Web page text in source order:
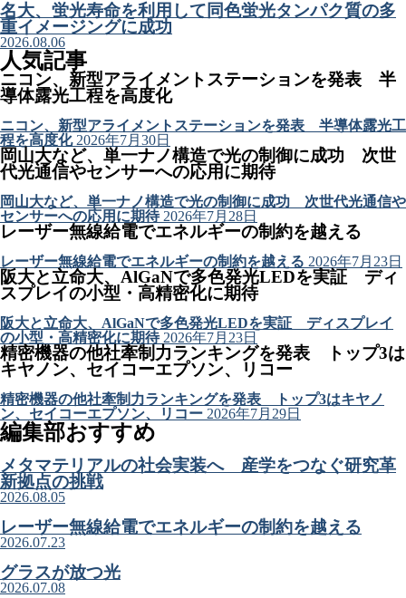
名大、蛍光寿命を利用して同色蛍光タンパク質の多
重イメージングに成功
2026.08.06
人気記事
ニコン、新型アライメントステーションを発表 半
導体露光工程を高度化
ニコン、新型アライメントステーションを発表 半導体露光工
程を高度化 2026年7月30日
岡山大など、単一ナノ構造で光の制御に成功 次世
代光通信やセンサーへの応用に期待
岡山大など、単一ナノ構造で光の制御に成功 次世代光通信や
センサーへの応用に期待 2026年7月28日
レーザー無線給電でエネルギーの制約を越える
レーザー無線給電でエネルギーの制約を越える 2026年7月23日
阪大と立命大、AlGaNで多色発光LEDを実証 ディ
スプレイの小型・高精密化に期待
阪大と立命大、AlGaNで多色発光LEDを実証 ディスプレイ
の小型・高精密化に期待 2026年7月23日
精密機器の他社牽制力ランキングを発表 トップ3は
キヤノン、セイコーエプソン、リコー
精密機器の他社牽制力ランキングを発表 トップ3はキヤノ
ン、セイコーエプソン、リコー 2026年7月29日
編集部おすすめ
メタマテリアルの社会実装へ 産学をつなぐ研究革
新拠点の挑戦
2026.08.05
レーザー無線給電でエネルギーの制約を越える
2026.07.23
グラスが放つ光
2026.07.08